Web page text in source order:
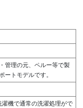
管理の元、ペルー等で製
ートモデルです。
機で通常の洗濯処理がで